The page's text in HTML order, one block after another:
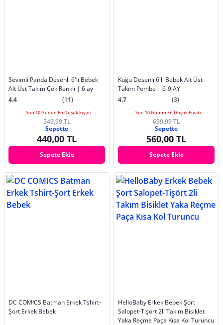
Sevimli Panda Desenli 6'lı Bebek
Alt Üst Takım Çok Renkli | 6 ay
4.4
(11)
Son 10 Günün En Düşük Fiyatı
549,99 TL
Sepette
440,00 TL
Sepete Ekle
Kuğu Desenli 6'lı Bebek Alt Üst
Takım Pembe | 6-9 AY
4.7
(3)
Son 10 Günün En Düşük Fiyatı
699,99 TL
Sepette
560,00 TL
Sepete Ekle
DC COMICS Batman Erkek Tshirt-
Şort Erkek Bebek
HelloBaby Erkek Bebek Şort
Salopet-Tişört 2li Takım Bisiklet
Yaka Reçme Paça Kısa Kol Turuncu